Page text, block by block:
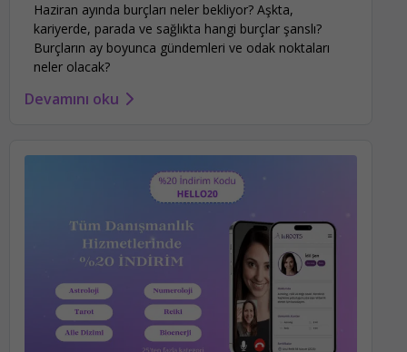
Haziran ayında burçları neler bekliyor? Aşkta,
kariyerde, parada ve sağlıkta hangi burçlar şanslı?
Burçların ay boyunca gündemleri ve odak noktaları
neler olacak?
Devamını oku